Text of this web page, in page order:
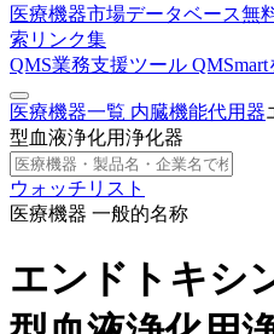
医療機器市場データベース無
索 リンク集
QMS業務支援ツール QMSmart
医療機器一覧 内臓機能代用器
型血液浄化用浄化器
ウォッチリスト
医療機器 一般的名称
エンドトキシ